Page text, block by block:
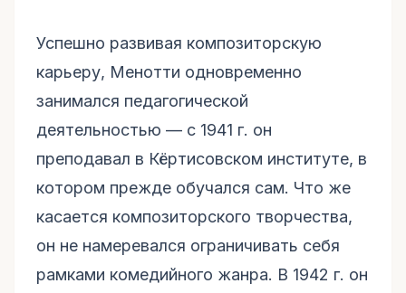
Успешно развивая композиторскую
карьеру, Менотти одновременно
занимался педагогической
деятельностью — с 1941 г. он
преподавал в Кёртисовском институте, в
котором прежде обучался сам. Что же
касается композиторского творчества,
он не намеревался ограничивать себя
рамками комедийного жанра. В 1942 г. он